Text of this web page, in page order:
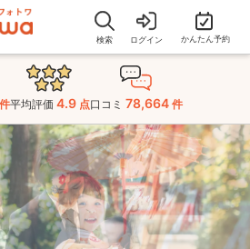
検索 ログイン かんたん予約
件平均評価 4.9 点口コミ 78,664 件